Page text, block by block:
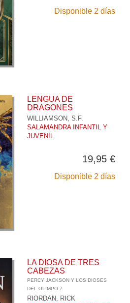
Disponible 2 días
LENGUA DE
DRAGONES
WILLIAMSON, S.F.
SALAMANDRA INFANTIL Y
JUVENIL
19,95 €
Disponible 2 días
LA DIOSA DE TRES
CABEZAS
PERCY JACKSON Y LOS DIOSES
DEL OLIMPO 7
RIORDAN, RICK